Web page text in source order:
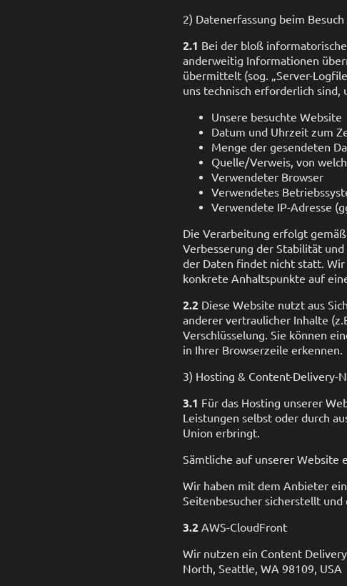
2) Datenerfassung beim
2.1 Bei der bloß
anderweitig Informationen
übermittelt (sog. „Server-
uns technisch erforderlich sind,
Unsere besuchte Website
Datum und Uhrzeit zum
Menge der gesendeten
Quelle/Verweis, von
Verwendeter Browser
Verwendetes
Verwendete IP-Adresse
Die Verarbeitung erfolgt
Verbesserung der Stabilität
der Daten findet nicht statt.
konkrete Anhaltspunkte auf
2.2 Diese Website nutzt aus
anderer vertraulicher Inhalte
Verschlüsselung. Sie können
in Ihrer Browserzeile erkennen.
3) Hosting & Content-Delivery-
3.1 Für das Hosting unserer
Leistungen selbst oder durch
Union erbringt.
Sämtliche auf unserer Website
Wir haben mit dem Anbieter
Seitenbesucher sicherstellt
3.2 AWS-CloudFront
Wir nutzen ein Content
North, Seattle, WA 98109, USA